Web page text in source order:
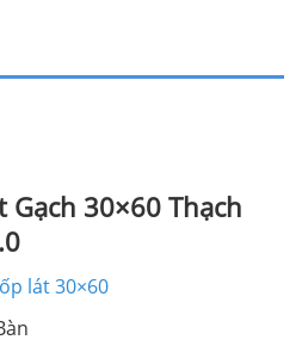
30×60 Thạch
lát 30×60